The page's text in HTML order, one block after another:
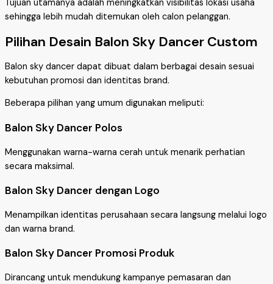
Tujuan utamanya adalah meningkatkan visibilitas lokasi usaha
sehingga lebih mudah ditemukan oleh calon pelanggan.
Pilihan Desain Balon Sky Dancer Custom
Balon sky dancer dapat dibuat dalam berbagai desain sesuai
kebutuhan promosi dan identitas brand.
Beberapa pilihan yang umum digunakan meliputi:
Balon Sky Dancer Polos
Menggunakan warna-warna cerah untuk menarik perhatian
secara maksimal.
Balon Sky Dancer dengan Logo
Menampilkan identitas perusahaan secara langsung melalui logo
dan warna brand.
Balon Sky Dancer Promosi Produk
Dirancang untuk mendukung kampanye pemasaran dan